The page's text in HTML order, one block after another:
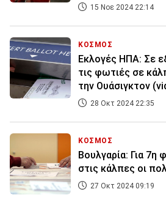
15 Νοε 2024 22:14
ΚΟΣΜΟΣ
Εκλογές ΗΠΑ: Σε
τις φωτιές σε
την Ουάσιγκτον
28 Οκτ 2024 22:35
ΚΟΣΜΟΣ
Βουλγαρία: Για 7η
στις κάλπες οι
27 Οκτ 2024 09:19